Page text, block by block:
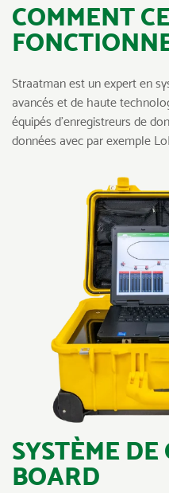
COMMENT
Straatman est un expert en
avancés et de haute
équipés d’enregistreurs de
données avec par exemple
SYSTÈME
BOARD